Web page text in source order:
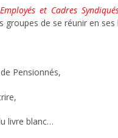
et Cadres
groupes de se réunir en ses
Pensionnés,
livre blanc…